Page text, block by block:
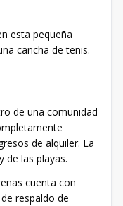
esta pequeña
cancha de tenis.
de una comunidad
de alquiler. La
de las playas.
cuenta con
respaldo de